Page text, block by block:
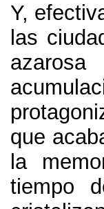
Y,
las
que
la
tiempo